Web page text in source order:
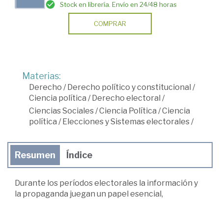
Stock en librería. Envío en 24/48 horas
COMPRAR
Materias:
Derecho / Derecho político y constitucional /
Ciencia política / Derecho electoral /
Ciencias Sociales/Ciencia Política /Ciencia
política / Elecciones y Sistemas electorales/
Resumen Índice
Durante los períodos electorales la información y
la propaganda juegan un papel esencial,